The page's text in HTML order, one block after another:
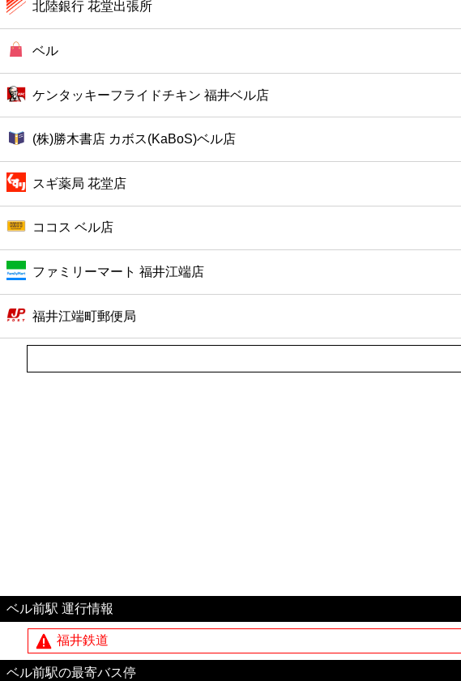
ファーストフード
カフェ
ショッピング
銀行
公共
病院
ホテル
北陸銀行 花堂出張所
ベル
ケンタッキーフライドチキン 福井ベル店
(株)勝木書店 カボス(KaBoS)ベル店
スギ薬局 花堂店
ココス ベル店
ファミリーマート 福井江端店
福井江端町郵便局
ベル前駅 運行情報
福井鉄道
ベル前駅の最寄バス停